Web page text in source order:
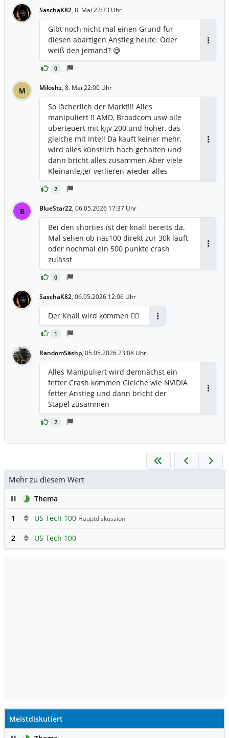
SaschaK82, 8. Mai 22:33 Uhr
0
Gibt noch nicht mal einen Grund für
diesen abartigen Anstieg heute. Oder
weiß den jemand? 😅
M Miloshz, 8. Mai 22:00 Uhr
2
So lächerlich der Markt!!! Alles
manipuliert !! AMD, Broadcom usw alle
überteuert mit kgv 200 und höher, das
gleiche mit Intel! Da kauft keiner mehr,
wird alles künstlich hoch gehalten und
dann bricht alles zusammen Aber viele
Kleinanleger verlieren wieder alles
B BlueStar22, 06.05.2026 17:37 Uhr
0
Bei den shorties ist der knall bereits da.
Mal sehen ob nas100 direkt zur 30k läuft
oder nochmal ein 500 punkte crash
zulässt
SaschaK82, 06.05.2026 12:06 Uhr
1
Der Knall wird kommen ☝🏽
RandomSäshp, 05.05.2026 23:08 Uhr
2
Alles Manipuliert wird demnächst ein
fetter Crash kommen Gleiche wie NVIDIA
fetter Anstieg und dann bricht der
Stapel zusammen
Mehr zu diesem Wert
PauseThema
1
US Tech 100 Hauptdiskussion
2 US Tech 100
Meistdiskutiert